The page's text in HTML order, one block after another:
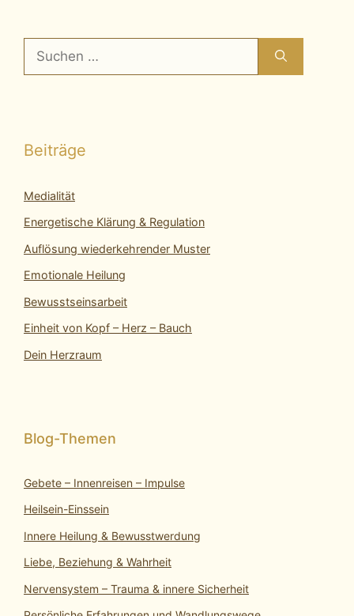
nach:
Beiträge
Medialität
Energetische Klärung & Regulation
Auflösung wiederkehrender Muster
Emotionale Heilung
Bewusstseinsarbeit
Einheit von Kopf – Herz – Bauch
Dein Herzraum
Gebete – Innenreisen – Impulse
Heilsein-Einssein
Innere Heilung & Bewusstwerdung
Liebe, Beziehung & Wahrheit
Nervensystem – Trauma & innere Sicherheit